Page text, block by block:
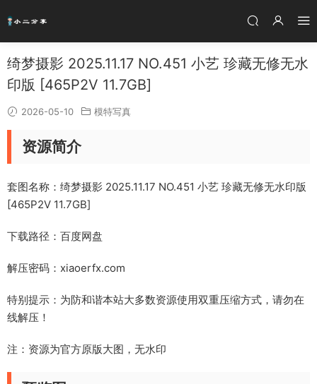
绮梦摄影 2025.11.17 NO.451 小艺 珍藏无修无水
印版 [465P2V 11.7GB]
2026-05-10 模特写真
资源简介
套图名称：绮梦摄影 2025.11.17 NO.451 小艺 珍藏无修无水印版
[465P2V 11.7GB]
下载路径：百度网盘
解压密码：xiaoerfx.com
特别提示：为防和谐本站大多数资源使用双重压缩方式，请勿在
线解压！
注：资源为官方原版大图，无水印